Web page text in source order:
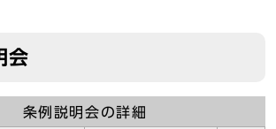
会
条例説明会の詳細